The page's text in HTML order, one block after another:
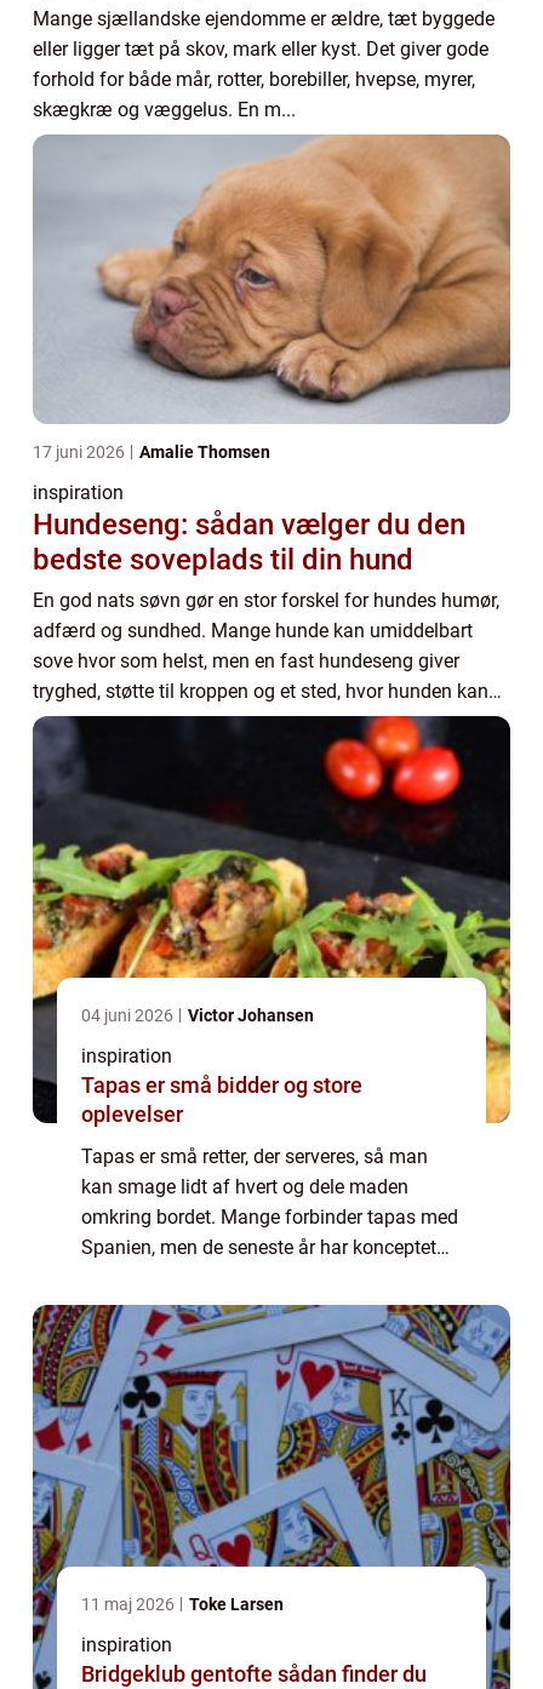
Mange sjællandske ejendomme er ældre, tæt byggede
eller ligger tæt på skov, mark eller kyst. Det giver gode
forhold for både mår, rotter, borebiller, hvepse, myrer,
skægkræ og væggelus. En m...
17 juni 2026 Amalie Thomsen
inspiration
Hundeseng: sådan vælger du den
bedste soveplads til din hund
En god nats søvn gør en stor forskel for hundes humør,
adfærd og sundhed. Mange hunde kan umiddelbart
sove hvor som helst, men en fast hundeseng giver
tryghed, støtte til kroppen og et sted, hvor hunden kan
træ...
04 juni 2026 Victor Johansen
inspiration
Tapas er små bidder og store
oplevelser
Tapas er små retter, der serveres, så man
kan smage lidt af hvert og dele maden
omkring bordet. Mange forbinder tapas med
Spanien, men de seneste år har konceptet
råvarer, g...
11 maj 2026 Toke Larsen
inspiration
Bridgeklub gentofte sådan finder du